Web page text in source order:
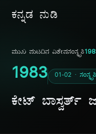
ಕನ್ನಡ ನುಡಿ
ಮುಖ ಪುಟದಿನ ವಿಶೇಷಸಂಸ್ಕೃತಿ
1983 01-02 · ಸಂಸ್ಕೃತಿ
ಕೇಟ್ ಬಾಸ್ವರ್ತ್